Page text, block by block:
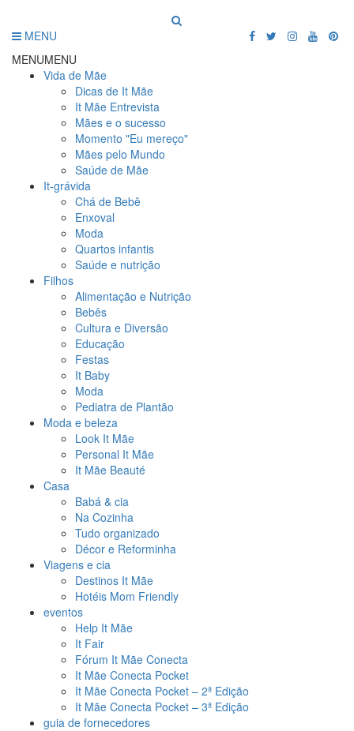
MENU
MENUMENU
Vida de Mãe
Dicas de It Mãe
It Mãe Entrevista
Mães e o sucesso
Momento "Eu mereço"
Mães pelo Mundo
Saúde de Mãe
It-grávida
Chá de Bebê
Enxoval
Moda
Quartos infantis
Saúde e nutrição
Filhos
Alimentação e Nutrição
Bebês
Cultura e Diversão
Educação
Festas
It Baby
Moda
Pediatra de Plantão
Moda e beleza
Look It Mãe
Personal It Mãe
It Mãe Beauté
Casa
Babá & cia
Na Cozinha
Tudo organizado
Décor e Reforminha
Viagens e cia
Destinos It Mãe
Hotéis Mom Friendly
eventos
Help It Mãe
It Fair
Fórum It Mãe Conecta
It Mãe Conecta Pocket
It Mãe Conecta Pocket – 2ª Edição
It Mãe Conecta Pocket – 3ª Edição
guia de fornecedores